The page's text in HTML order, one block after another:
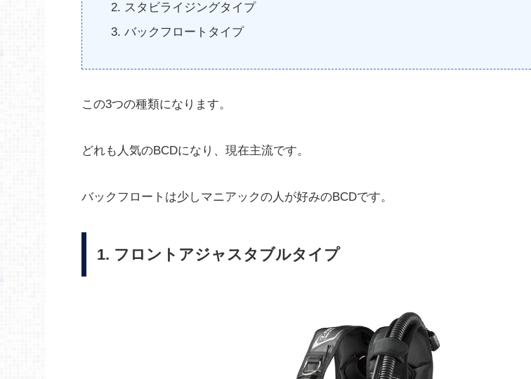
スタビライジングタイプ
バックフロートタイプ
この3つの種類になります。
どれも人気のBCDになり、現在主流です。
バックフロートは少しマニアックの人が好みのBCDです。
1. フロントアジャスタブルタイプ